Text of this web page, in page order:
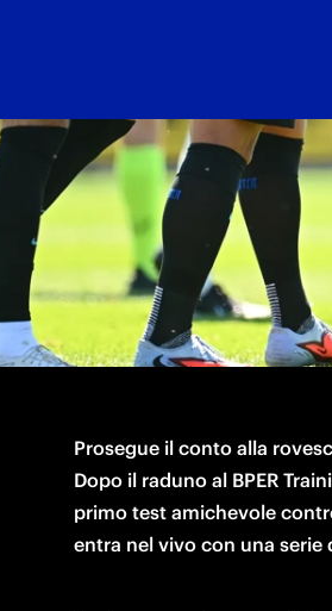
venerdì 8 agosto alle
Prosegue il conto alla
Dopo il raduno al BPER
primo test amichevole
entra nel vivo con una serie